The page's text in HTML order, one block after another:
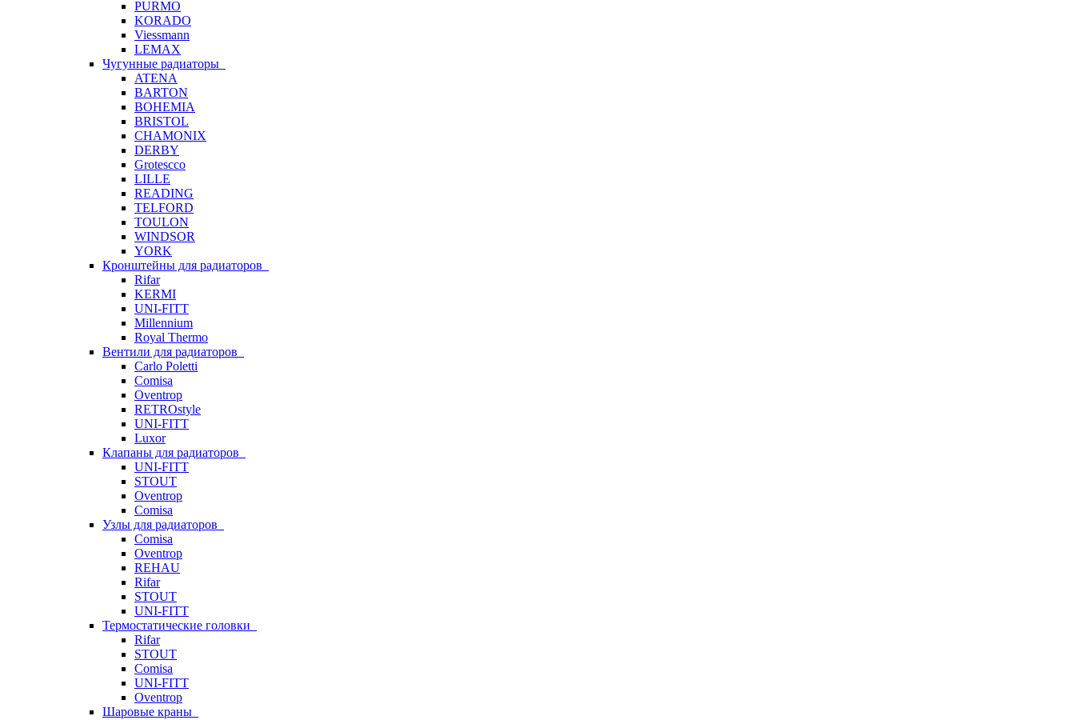
PURMO
KORADO
Viessmann
LEMAX
Чугунные радиаторы
ATENA
BARTON
BOHEMIA
BRISTOL
CHAMONIX
DERBY
Grotescco
LILLE
READING
TELFORD
TOULON
WINDSOR
YORK
Кронштейны для радиаторов
Rifar
KERMI
UNI-FITT
Millennium
Royal Thermo
Вентили для радиаторов
Carlo Poletti
Comisa
Oventrop
RETROstyle
UNI-FITT
Luxor
Клапаны для радиаторов
UNI-FITT
STOUT
Oventrop
Comisa
Узлы для радиаторов
Comisa
Oventrop
REHAU
Rifar
STOUT
UNI-FITT
Термостатические головки
Rifar
STOUT
Comisa
UNI-FITT
Oventrop
Шаровые краны